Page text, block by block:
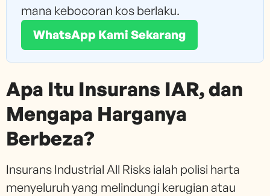
mana kebocoran kos berlaku.
WhatsApp Kami Sekarang
Apa Itu Insurans IAR, dan
Mengapa Harganya
Berbeza?
Insurans Industrial All Risks ialah polisi harta
menyeluruh yang melindungi kerugian atau